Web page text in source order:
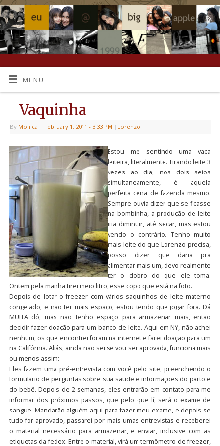
MENU
Vaquinha
By Monica | February 1, 2011 - 3:33 PM | Lorenzo
Estou me sentindo uma vaca
leiteira, literalmente. Tirando leite 3
vezes ao dia, nos dois seios
simultaneamente, é aquela
perfeita cena de fazenda mesmo.
Sempre ouvia dizer que se ficasse
na bombinha, a produção de leite
iria diminuir, até secar, mas estou
vendo o contrário. Tenho muito
mais leite do que Lorenzo precisa,
posso dizer que daria pra
alimentar mais um, devo realmente
ter o dobro do que ele toma.
Ontem pela manhã tirei meio litro, esse copo que está na foto.
Depois de lotar o freezer com vários saquinhos de leite materno
congelado, e não ter mais espaço, estou tendo que jogar fora. Dá
MUITA dó, mas não tenho espaço para armazenar mais, então
decidir fazer doação para um banco de leite. Aqui em NY, não achei
nenhum, os que encontrei foram na internet e farei doação para um
na Califórnia. Aliás, ainda não sei se vou ser aprovada, funciona mais
ou menos assim:
Eles fazem uma pré-entrevista com você pelo site, preenchendo o
formulário de perguntas sobre sua saúde e informações do parto e
do bebê. Depois de 2 semanas, eles entrarão em contato para me
informar dos próximos passos, que pelo que lí, será o exame de
sangue. Mandarão alguém aqui para fazer meu exame, e depois se
tudo for aprovado, passarei por mais umas entrevistas e receberei
o material necessário para armazenar, e enviar, inclusive com as
etiquetas da fedex. Entre o material, virá um termômetro de freezer,